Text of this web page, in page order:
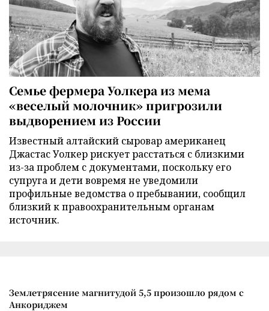
Семье фермера Уолкера из мема
«веселый молочник» пригрозили
выдворением из России
Известный алтайский сыровар американец
Джастас Уолкер рискует расстаться с близкими
из-за проблем с документами, поскольку его
супруга и дети вовремя не уведомили
профильные ведомства о пребывании, сообщил
близкий к правоохранительным органам
источник.
Землетрясение магнитудой 5,5 произошло рядом с
Анкориджем